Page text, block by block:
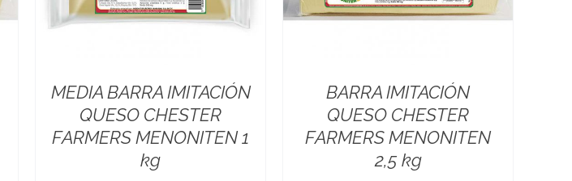
MEDIA BARRA IMITACIÓN
QUESO CHESTER
FARMERS MENONITEN 1
kg
BARRA IMITACIÓN
QUESO CHESTER
FARMERS MENONITEN
2,5 kg